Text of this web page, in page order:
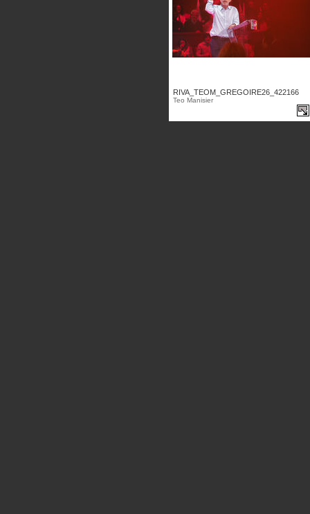
RIVA_TEOM_GREGOIRE26_422166
Teo Manisier